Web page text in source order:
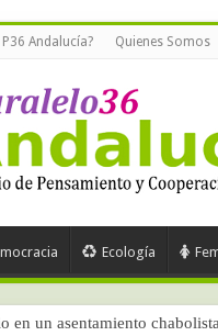
P36 Andalucía? Quienes Somos
Ecología
en un asentamiento
en España según el CIS